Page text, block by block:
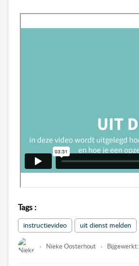
Tags :
instructievideo uit dienst melden
Nieke Oosterhout Bijgewerkt: